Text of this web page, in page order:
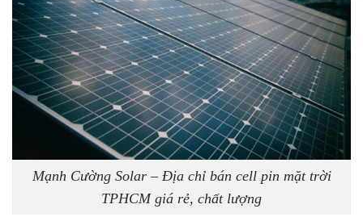
Mạnh Cường Solar – Địa chỉ bán cell pin mặt trời
TPHCM giá rẻ, chất lượng